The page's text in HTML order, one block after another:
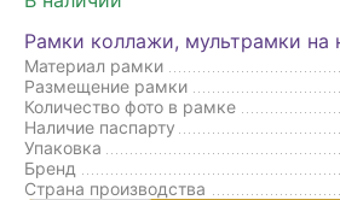
Рамки коллажи, мультрамки на
Материал рамки
Размещение рамки
Количество фото в рамке
Наличие паспарту
Упаковка
Бренд
Страна производства